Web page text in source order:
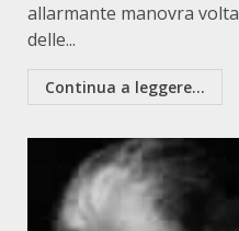
allarmante manovra
delle...
Continua a leggere...